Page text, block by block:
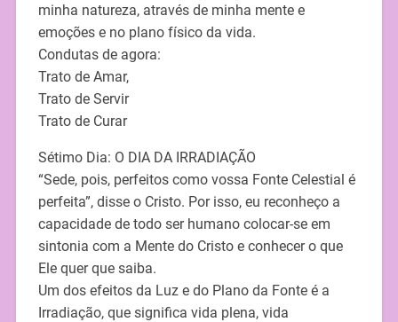
minha natureza, através de minha mente e
emoções e no plano físico da vida.
Condutas de agora:
Trato de Amar,
Trato de Servir
Trato de Curar
Sétimo Dia: O DIA DA IRRADIAÇÃO
“Sede, pois, perfeitos como vossa Fonte Celestial é
perfeita”, disse o Cristo. Por isso, eu reconheço a
capacidade de todo ser humano colocar-se em
sintonia com a Mente do Cristo e conhecer o que
Ele quer que saiba.
Um dos efeitos da Luz e do Plano da Fonte é a
Irradiação, que significa vida plena, vida